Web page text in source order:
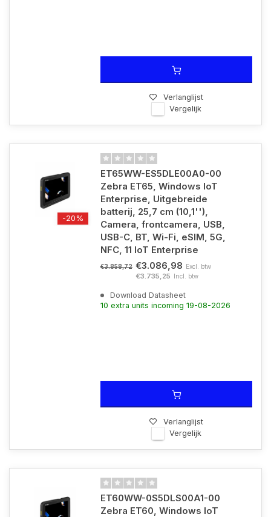
Verlanglijst
Vergelijk
-20%
ET65WW-ES5DLE00A0-00
Zebra ET65, Windows IoT
Enterprise, Uitgebreide
batterij, 25,7 cm (10,1''),
Camera, frontcamera, USB,
USB-C, BT, Wi-Fi, eSIM, 5G,
NFC, 11 IoT Enterprise
€3.858,72 €3.086,98 Excl. btw
€3.735,25 Incl. btw
Download Datasheet
10 extra units incoming 19-08-2026
Verlanglijst
Vergelijk
ET60WW-0S5DLS00A1-00
Zebra ET60, Windows IoT